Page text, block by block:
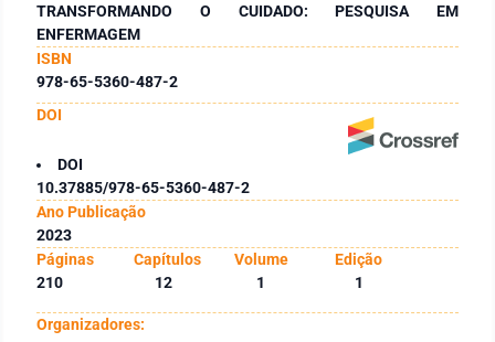
TRANSFORMANDO O CUIDADO: PESQUISA EM
ENFERMAGEM
ISBN
978-65-5360-487-2
DOI
DOI
10.37885/978-65-5360-487-2
Ano Publicação
2023
Páginas
Capítulos Volume
Edição
210
12 1 1
Organizadores: